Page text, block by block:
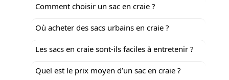
Comment choisir un sac en craie ?
Où acheter des sacs urbains en craie ?
Les sacs en craie sont-ils faciles à entretenir ?
Quel est le prix moyen d’un sac en craie ?